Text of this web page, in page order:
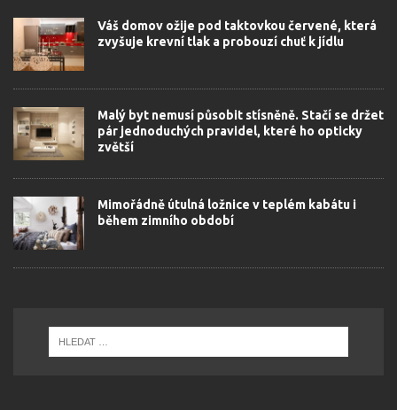
Váš domov ožije pod taktovkou červené, která
zvyšuje krevní tlak a probouzí chuť k jídlu
Malý byt nemusí působit stísněně. Stačí se držet
pár jednoduchých pravidel, které ho opticky
zvětší
Mimořádně útulná ložnice v teplém kabátu i
během zimního období